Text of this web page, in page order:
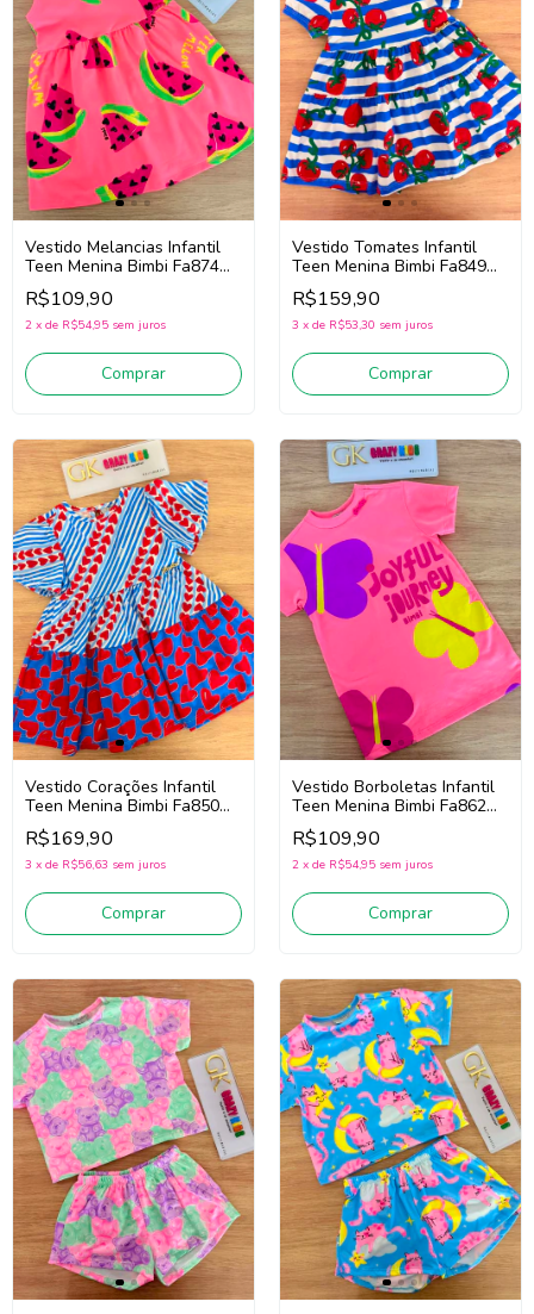
Vestido Melancias Infantil
Teen Menina Bimbi Fa874
(Rosa)
R$109,90
2 x de R$54,95 sem juros
Comprar
Vestido Tomates Infantil
Teen Menina Bimbi Fa849
(Azul/Vermelho)
R$159,90
3 x de R$53,30 sem juros
Comprar
Vestido Corações Infantil
Teen Menina Bimbi Fa850
(Azul/Vermelho)
R$169,90
3 x de R$56,63 sem juros
Comprar
Vestido Borboletas Infantil
Teen Menina Bimbi Fa862
(Rosa/Amarelo)
R$109,90
2 x de R$54,95 sem juros
Comprar